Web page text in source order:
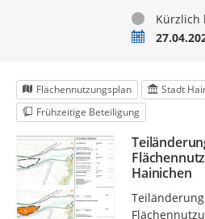
StatusKürzlich
Zeitraum
Flächennutzungsplan
Stadt
Frühzeitige Beteiligung
Hainichen